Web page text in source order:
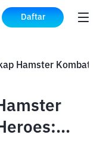
Daftar